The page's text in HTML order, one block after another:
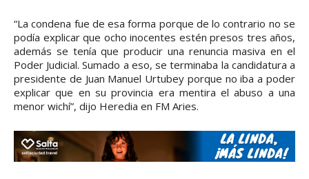
“La condena fue de esa forma porque de lo contrario no se
podía explicar que ocho inocentes estén presos tres años,
además se tenía que producir una renuncia masiva en el
Poder Judicial. Sumado a eso, se terminaba la candidatura a
presidente de Juan Manuel Urtubey porque no iba a poder
explicar que en su provincia era mentira el abuso a una
menor wichí”, dijo Heredia en FM Aries.